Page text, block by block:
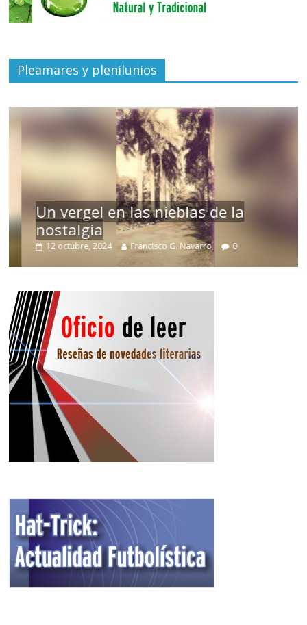
Pleamares y plenilunios
Un vergel en las nieblas de la
nostalgia
12 octubre, 2024 Francisco G. Navarro 0